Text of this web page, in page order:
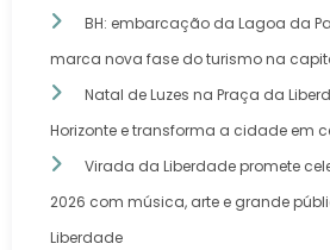
BH: embarcação da Lagoa da
marca nova fase do turismo na
Natal de Luzes na Praça da
Horizonte e transforma a cidade em
Virada da Liberdade promete
2026 com música, arte e grande
Liberdade